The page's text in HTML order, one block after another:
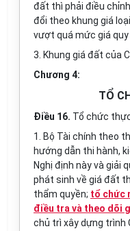
đất thì phải điều
đổi theo khung giá
vượt quá mức giá quy
3. Khung giá đất của
Chương 4:
TỔ
Điều 16. Tổ chức
1. Bộ Tài chính theo
hướng dẫn thi hành,
Nghị định này và giải
phát sinh về giá đất
thẩm quyền; tổ chức
điều tra và theo dõi
chủ trì xây dựng trình